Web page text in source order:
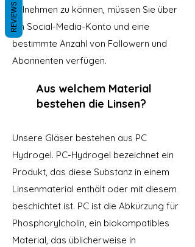
teilnehmen zu können, müssen Sie über
ein Social-Media-Konto und eine
bestimmte Anzahl von Followern und
Abonnenten verfügen.
Aus welchem Material
bestehen die Linsen?
Unsere Gläser bestehen aus PC
Hydrogel. PC-Hydrogel bezeichnet ein
Produkt, das diese Substanz in einem
Linsenmaterial enthält oder mit diesem
beschichtet ist. PC ist die Abkürzung für
Phosphorylcholin, ein biokompatibles
Material, das üblicherweise in
REVIEWS